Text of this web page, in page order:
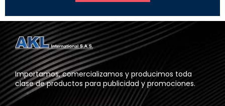
Importamos, comercializamos y producimos toda
clase de productos para publicidad y promociones.